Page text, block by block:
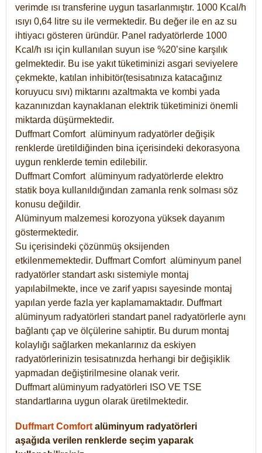
verimde ısı transferine uygun tasarlanmıştır. 1000 Kcal/h
ısıyı 0,64 litre su ile vermektedir. Bu değer ile en az su
ihtiyacı gösteren üründür. Panel radyatörlerde 1000
Kcal/h ısı için kullanılan suyun ise %20’sine karşılık
gelmektedir. Bu ise yakıt tüketiminizi asgari seviyelere
çekmekte, katılan inhibitör(tesisatınıza katacağınız
koruyucu sıvı) miktarını azaltmakta ve kombi yada
kazanınızdan kaynaklanan elektrik tüketiminizi önemli
miktarda düşürmektedir.
Duffmart Comfort alüminyum radyatörler değişik
renklerde üretildiğinden bina içerisindeki dekorasyona
uygun renklerde temin edilebilir.
DuffmartComfort alüminyum radyatörlerde elektro
statik boya kullanıldığından zamanla renk solması söz
konusu değildir.
Alüminyum malzemesi korozyona yüksek dayanım
göstermektedir.
Su içerisindeki çözünmüş oksijenden
etkilenmemektedir. DuffmartComfort alüminyum panel
radyatörler standart askı sistemiyle montaj
yapılabilmekte, ince ve zarif yapısı sayesinde montaj
yapılan yerde fazla yer kaplamamaktadır. Duffmart
alüminyum radyatörleri standart panel radyatörlerle aynı
bağlantı çap ve ölçülerine sahiptir. Bu durum montaj
kolaylığı sağlarken mekanlarınız da eskiyen
radyatörlerinizin tesisatınızda herhangi bir değişiklik
yapmadan değiştirilmesine olanak verir.
Duffmart alüminyum radyatörleri ISO VE TSE
standartlarına uygun olarak üretilmektedir.
Duffmart Comfort alüminyum radyatörleri
aşağıda verilen renklerde seçim yaparak